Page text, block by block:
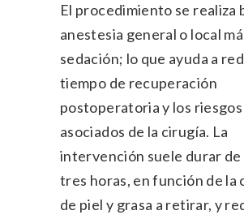
El procedimiento se realiza
anestesia general o local
sedación; lo que ayuda a
tiempo de recuperación
postoperatoria y los riesgos
asociados de la cirugía. La
intervención suele durar de
tres horas, en función de la
de piel y grasa a retirar, y